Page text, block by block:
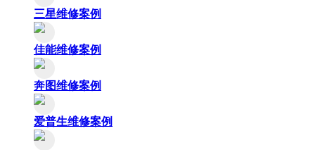
三星维修案例
佳能维修案例
奔图维修案例
爱普生维修案例